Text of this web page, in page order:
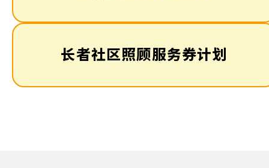
长者社区照顾服务券计划